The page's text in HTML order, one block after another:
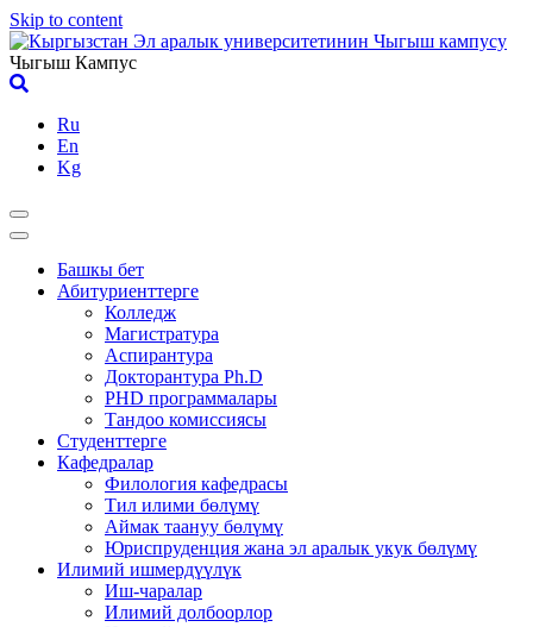
Skip to content
Чыгыш Кампус
Ru
En
Kg
Башкы бет
Абитуриенттерге
Колледж
Магистратура
Аспирантура
Докторантура Ph.D
PHD программалары
Тандоо комиссиясы
Студенттерге
Кафедралар
Филология кафедрасы
Тил илими бөлүмү
Аймак таануу бөлүмү
Юриспруденция жана эл аралык укук бөлүмү
Илимий ишмердүүлүк
Иш-чаралар
Илимий долбоорлор